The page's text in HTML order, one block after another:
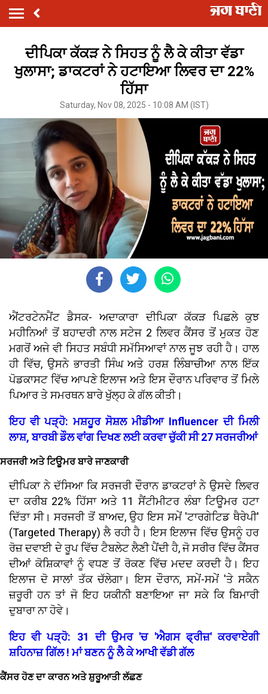
ਦੀਪਿਕਾ ਕੱਕੜ ਨੇ ਸਿਹਤ ਨੂੰ ਲੈ ਕੇ ਕੀਤਾ ਵੱਡਾ
ਖੁਲਾਸਾ; ਡਾਕਟਰਾਂ ਨੇ ਹਟਾਇਆ ਲਿਵਰ ਦਾ 22%
ਹਿੱਸਾ
Saturday, Nov 08, 2025 - 10:08 AM (IST)
ਐਂਟਰਟੇਨਮੈਂਟ ਡੈਸਕ- ਅਦਾਕਾਰਾ ਦੀਪਿਕਾ ਕੱਕੜ ਪਿਛਲੇ ਕੁਝ
ਮਹੀਨਿਆਂ ਤੋਂ ਬਹਾਦਰੀ ਨਾਲ ਸਟੇਜ 2 ਲਿਵਰ ਕੈਂਸਰ ਤੋਂ ਮੁਕਤ ਹੋਣ
ਮਗਰੋਂ ਅਜੇ ਵੀ ਸਿਹਤ ਸਬੰਧੀ ਸਮੱਸਿਆਵਾਂ ਨਾਲ ਜੂਝ ਰਹੀ ਹੈ। ਹਾਲ
ਹੀ ਵਿੱਚ, ਉਸਨੇ ਭਾਰਤੀ ਸਿੰਘ ਅਤੇ ਹਰਸ਼ ਲਿੰਬਾਚੀਆ ਨਾਲ ਇੱਕ
ਪੋਡਕਾਸਟ ਵਿੱਚ ਆਪਣੇ ਇਲਾਜ ਅਤੇ ਇਸ ਦੌਰਾਨ ਪਰਿਵਾਰ ਤੋਂ ਮਿਲੇ
ਪਿਆਰ ਤੇ ਸਮਰਥਨ ਬਾਰੇ ਖੁੱਲ੍ਹ ਕੇ ਗੱਲ ਕੀਤੀ।
ਇਹ ਵੀ ਪੜ੍ਹੋ: ਮਸ਼ਹੂਰ ਸੋਸ਼ਲ ਮੀਡੀਆ Influencer ਦੀ ਮਿਲੀ
ਲਾਸ਼, ਬਾਰਬੀ ਡੌਲ ਵਾਂਗ ਦਿਖਣ ਲਈ ਕਰਵਾ ਚੁੱਕੀ ਸੀ 27 ਸਰਜਰੀਆਂ
ਸਰਜਰੀ ਅਤੇ ਟਿਊਮਰ ਬਾਰੇ ਜਾਣਕਾਰੀ
ਦੀਪਿਕਾ ਨੇ ਦੱਸਿਆ ਕਿ ਸਰਜਰੀ ਦੌਰਾਨ ਡਾਕਟਰਾਂ ਨੇ ਉਸਦੇ ਲਿਵਰ
ਦਾ ਕਰੀਬ 22% ਹਿੱਸਾ ਅਤੇ 11 ਸੈਂਟੀਮੀਟਰ ਲੰਬਾ ਟਿਊਮਰ ਹਟਾ
ਦਿੱਤਾ ਸੀ। ਸਰਜਰੀ ਤੋਂ ਬਾਅਦ, ਉਹ ਇਸ ਸਮੇਂ 'ਟਾਰਗੇਟਿਡ ਥੈਰੇਪੀ'
(Targeted Therapy) ਲੈ ਰਹੀ ਹੈ। ਇਸ ਇਲਾਜ ਵਿੱਚ ਉਸਨੂੰ ਹਰ
ਰੋਜ਼ ਦਵਾਈ ਦੇ ਰੂਪ ਵਿੱਚ ਟੈਬਲੇਟ ਲੈਣੀ ਪੈਂਦੀ ਹੈ, ਜੋ ਸਰੀਰ ਵਿੱਚ ਕੈਂਸਰ
ਦੀਆਂ ਕੋਸ਼ਿਕਾਵਾਂ ਨੂੰ ਵਧਣ ਤੋਂ ਰੋਕਣ ਵਿੱਚ ਮਦਦ ਕਰਦੀ ਹੈ। ਇਹ
ਇਲਾਜ ਦੋ ਸਾਲਾਂ ਤੱਕ ਚੱਲੇਗਾ। ਇਸ ਦੌਰਾਨ, ਸਮੇਂ-ਸਮੇਂ 'ਤੇ ਸਕੈਨ
ਜ਼ਰੂਰੀ ਹਨ ਤਾਂ ਜੋ ਇਹ ਯਕੀਨੀ ਬਣਾਇਆ ਜਾ ਸਕੇ ਕਿ ਬਿਮਾਰੀ
ਦੁਬਾਰਾ ਨਾ ਹੋਵੇ।
ਇਹ ਵੀ ਪੜ੍ਹੋ: 31 ਦੀ ਉਮਰ 'ਚ 'ਐਗਸ ਫ੍ਰੀਜ਼' ਕਰਵਾਏਗੀ
ਸ਼ਹਿਨਾਜ਼ ਗਿੱਲ ! ਮਾਂ ਬਣਨ ਨੂੰ ਲੈ ਕੇ ਆਖੀ ਵੱਡੀ ਗੱਲ
ਕੈਂਸਰ ਹੋਣ ਦਾ ਕਾਰਨ ਅਤੇ ਸ਼ੁਰੂਆਤੀ ਲੱਛਣ